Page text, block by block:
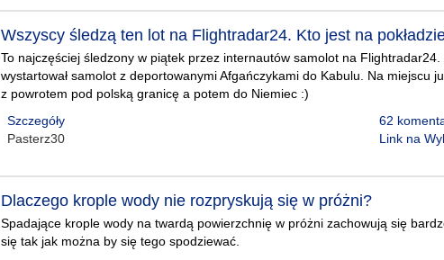
Wszyscy śledzą ten lot na Flightradar24. Kto jest na
To najczęściej śledzony w piątek przez internautów samolot na
wystartował samolot z deportowanymi Afgańczykami do Kabulu. Na miejscu
z powrotem pod polską granicę a potem do Niemiec :)
Szczegóły
Pasterz30
62
Link na
Dlaczego krople wody nie rozpryskują się w próżni?
Spadające krople wody na twardą powierzchnię w próżni zachowują się
się tak jak można by się tego spodziewać.